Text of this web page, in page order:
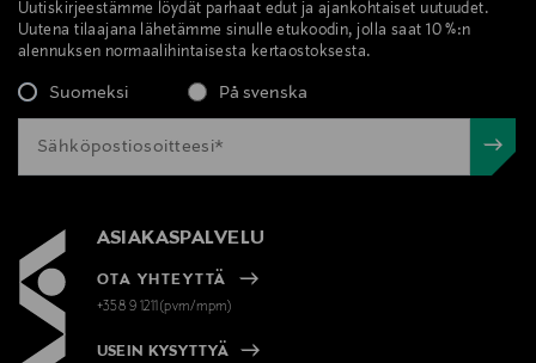
Uutiskirjeestämme löydät parhaat edut ja ajankohtaiset uutuudet.
Uutena tilaajana lähetämme sinulle etukoodin, jolla saat 10 %:n
alennuksen normaalihintaisesta kertaostoksesta.
Suomeksi På svenska
ASIAKASPALVELU
OTA YHTEYTTÄ
+358 9 1211(pvm/mpm)
USEIN KYSYTTYÄ